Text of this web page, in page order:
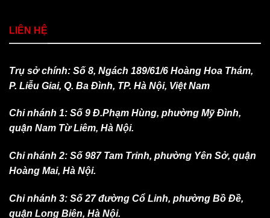
LIÊN HỆ
Trụ sở chính: Số 8, Ngách 189/61/6 Hoàng Hoa Thám,
P. Liễu Giai, Q. Ba Đình, TP. Hà Nội, Việt Nam
Chi nhánh 1: Số 9 Đ.Phạm Hùng, phường Mỹ Đình,
quận Nam Từ Liêm, Hà Nội.
Chi nhánh 2: Số 987 Tam Trinh, phường Yên Sở, quận
Hoàng Mai, Hà Nội.
Chi nhánh 3: Số 27 đường Cổ Linh, phường Bồ Đề,
quận Long Biên, Hà Nội.